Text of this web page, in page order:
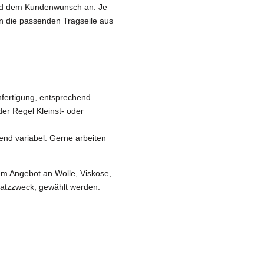
dem Kundenwunsch an. Je
die passenden Tragseile aus
entsprechend
Regel Kleinst- oder
variabel. Gerne arbeiten
Angebot an Wolle, Viskose,
gewählt werden.